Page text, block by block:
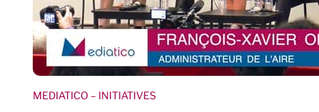
MEDIATICO – INITIATIVES